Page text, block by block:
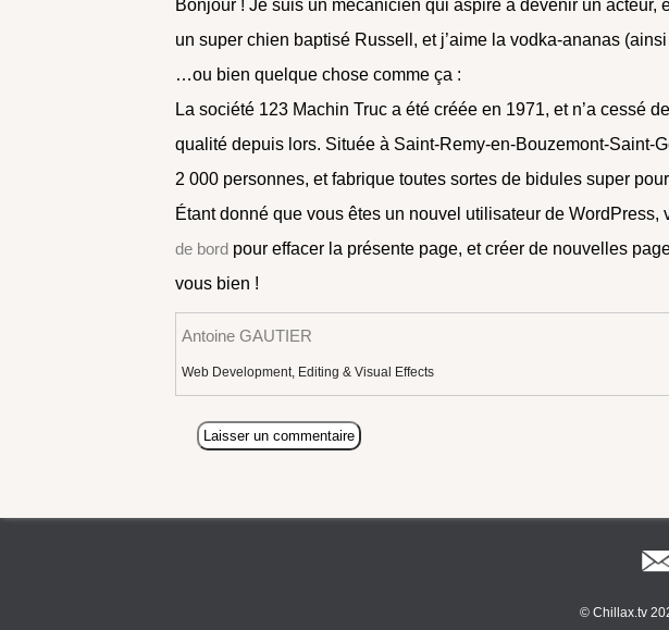
Bonjour ! Je suis un mécanicien qui aspire à devenir un acteur,
un super chien baptisé Russell, et j’aime la vodka-ananas
…ou bien quelque chose comme ça :
La société 123 Machin Truc a été créée en 1971, et n’a cessé
qualité depuis lors. Située à Saint-Remy-en-Bouzemont-Saint-
2 000 personnes, et fabrique toutes sortes de bidules super
Étant donné que vous êtes un nouvel utilisateur de
de bord pour effacer la présente page, et créer de nouvelles
vous bien !
Antoine GAUTIER
Web Development, Editing & Visual Effects
© Chillax.tv